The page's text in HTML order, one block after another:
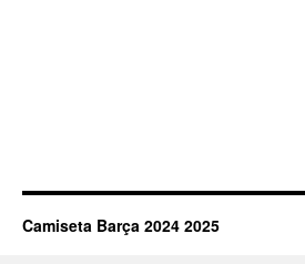
Camiseta Barça 2024 2025